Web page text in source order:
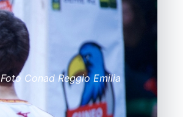
Foto Conad Reggio Emilia